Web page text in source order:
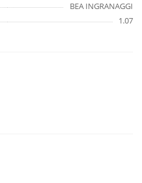
BEA INGRANAGGI
1.07